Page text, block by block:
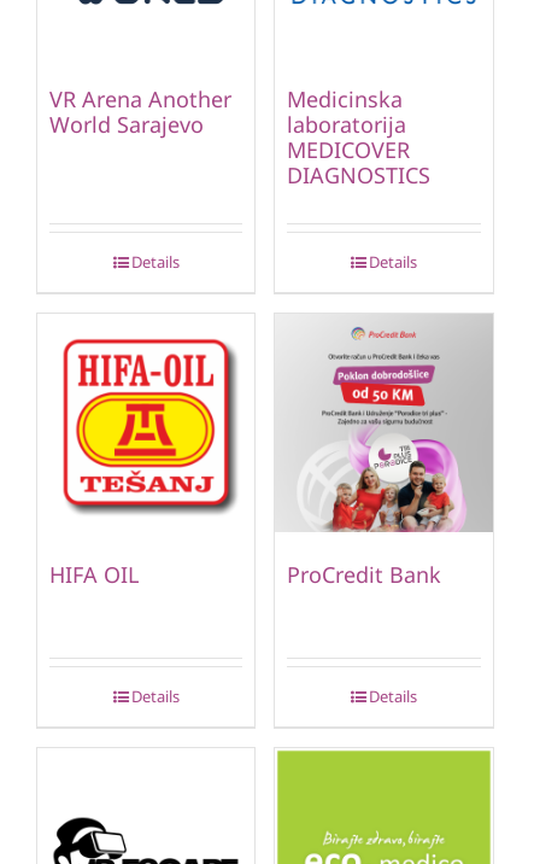
VR Arena Another
World Sarajevo
Details
Medicinska
laboratorija
MEDICOVER
DIAGNOSTICS
Details
HIFA OIL
Details
ProCredit Bank
Details